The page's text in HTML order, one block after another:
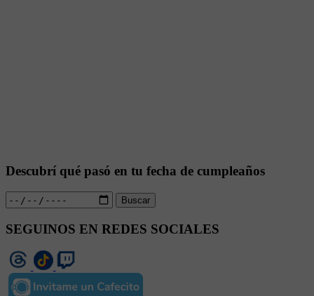
Descubrí qué pasó en tu fecha de cumpleaños
Buscar
SEGUINOS EN REDES SOCIALES